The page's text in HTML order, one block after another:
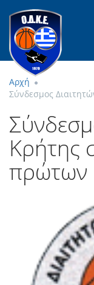
Αρχή
Σύνδεσμος
Κρήτης
πρώτων